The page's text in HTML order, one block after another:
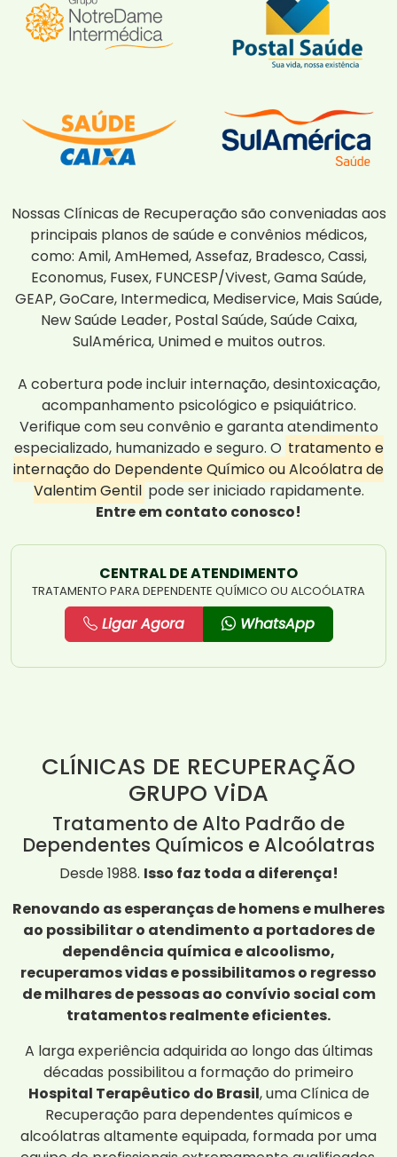
Nossas Clínicas de Recuperação são conveniadas aos
principais planos de saúde e convênios médicos,
como: Amil, AmHemed, Assefaz, Bradesco, Cassi,
Economus, Fusex, FUNCESP/Vivest, Gama Saúde,
GEAP, GoCare, Intermedica, Mediservice, Mais Saúde,
New Saúde Leader, Postal Saúde, Saúde Caixa,
SulAmérica, Unimed e muitos outros.
A cobertura pode incluir internação, desintoxicação,
acompanhamento psicológico e psiquiátrico.
Verifique com seu convênio e garanta atendimento
especializado, humanizado e seguro. O tratamento e
internação do Dependente Químico ou Alcoólatra de
Valentim Gentil pode ser iniciado rapidamente.
Entre em contato conosco!
CENTRAL DE ATENDIMENTO
TRATAMENTO PARA DEPENDENTE QUÍMICO OU ALCOÓLATRA
Ligar Agora WhatsApp
CLÍNICAS DE RECUPERAÇÃO
GRUPO ViDA
Tratamento de Alto Padrão de
Dependentes Químicos e Alcoólatras
Desde 1988. Isso faz toda a diferença!
Renovando as esperanças de homens e mulheres
ao possibilitar o atendimento a portadores de
dependência química e alcoolismo,
recuperamos vidas e possibilitamos o regresso
de milhares de pessoas ao convívio social com
tratamentos realmente eficientes.
A larga experiência adquirida ao longo das últimas
décadas possibilitou a formação do primeiro
Hospital Terapêutico do Brasil, uma Clínica de
Recuperação para dependentes químicos e
alcoólatras altamente equipada, formada por uma